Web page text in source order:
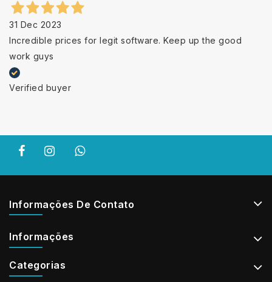
31 Dec 2023
Incredible prices for legit software. Keep up the good
work guys
Verified buyer
Informações De Contato
Informações
Categorias